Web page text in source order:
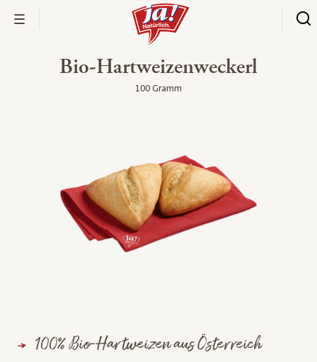
Bio-Hartweizenweckerl
100 Gramm
100% Bio-Hartweizen aus Österreich